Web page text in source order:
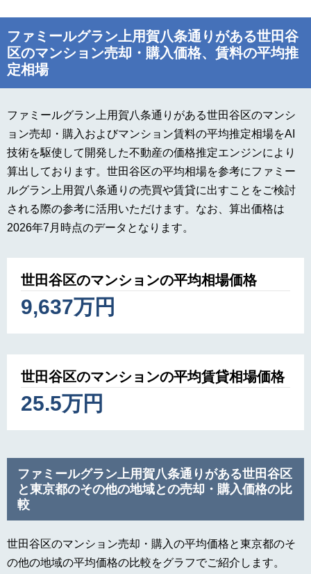
ファミールグラン上用賀八条通りがある世田谷
区のマンション売却・購入価格、賃料の平均推
定相場
ファミールグラン上用賀八条通りがある世田谷区のマンシ
ョン売却・購入およびマンション賃料の平均推定相場をAI
技術を駆使して開発した不動産の価格推定エンジンにより
算出しております。世田谷区の平均相場を参考にファミー
ルグラン上用賀八条通りの売買や賃貸に出すことをご検討
される際の参考に活用いただけます。なお、算出価格は
2026年7月時点のデータとなります。
世田谷区のマンションの平均相場価格
9,637万円
世田谷区のマンションの平均賃貸相場価格
25.5万円
ファミールグラン上用賀八条通りがある世田谷区
と東京都のその他の地域との売却・購入価格の比
較
世田谷区のマンション売却・購入の平均価格と東京都のそ
の他の地域の平均価格の比較をグラフでご紹介します。